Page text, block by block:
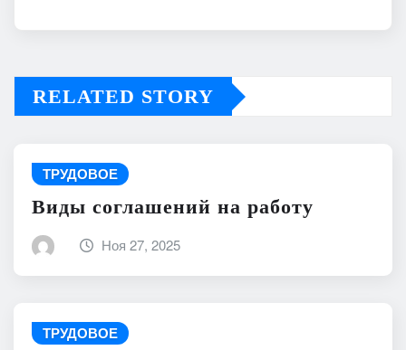
RELATED STORY
ТРУДОВОЕ
Виды соглашений на работу
Ноя 27, 2025
ТРУДОВОЕ